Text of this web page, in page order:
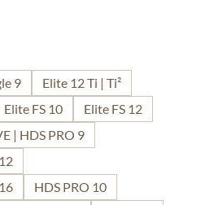
9
Elite 12 Ti | Ti²
Elite FS 10
Elite FS 12
| HDS PRO 9
HDS PRO 10